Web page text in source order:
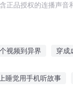
正品授权的连播声音
视频到异界 穿成
睡觉用手机听故事